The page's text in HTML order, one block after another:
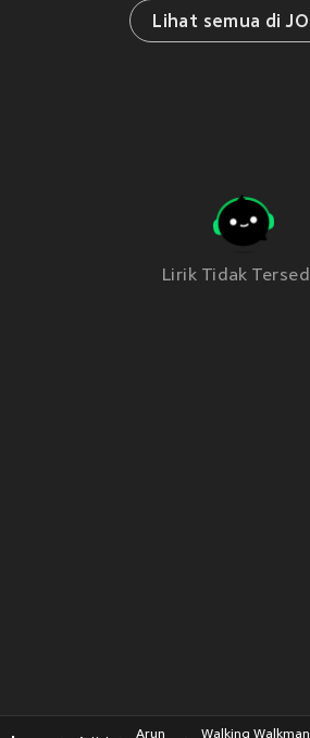
Lihat semua di
Lirik Tidak
Arun Walking Walkman